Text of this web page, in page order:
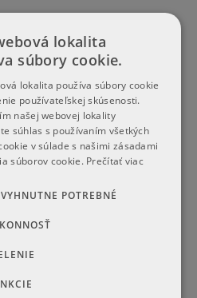
lokalita
súbory cookie.
lokalita používa súbory cookie
používateľskej skúsenosti.
našej webovej lokality
súhlas s používaním všetkých
v súlade s našimi zásadami
súborov cookie. Prečítať viac
POTREBNÉ